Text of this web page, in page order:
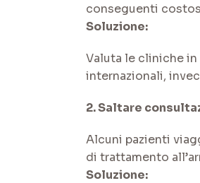
conseguenti
Soluzione:
Valuta le cliniche
internazionali,
2. Saltare
Alcuni pazienti
di trattamento
Soluzione: